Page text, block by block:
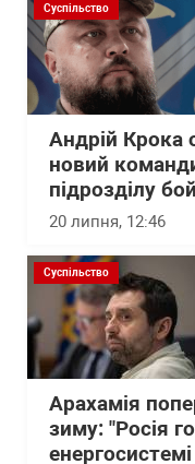
Суспільство
Андрій Крока
новий
підрозділу
20 липня, 12:46
Суспільство
Арахамія
зиму: "Росія